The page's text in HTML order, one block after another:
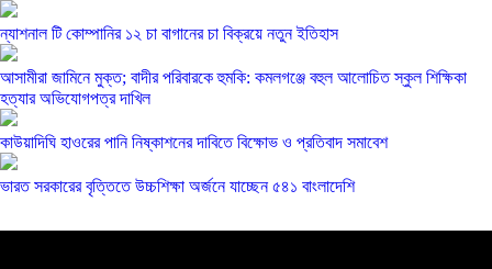
ন্যাশনাল টি কোম্পানির ১২ চা বাগানের চা বিক্রয়ে নতুন ইতিহাস
আসামীরা জামিনে মুক্ত; বাদীর পরিবারকে হুমকি: কমলগঞ্জে বহুল আলোচিত স্কুল শিক্ষিকা
হত্যার অভিযোগপত্র দাখিল
কাউয়াদিঘি হাওরের পানি নিষ্কাশনের দাবিতে বিক্ষোভ ও প্রতিবাদ সমাবেশ
ভারত সরকারের বৃত্তিতে উচ্চশিক্ষা অর্জনে যাচ্ছেন ৫৪১ বাংলাদেশি